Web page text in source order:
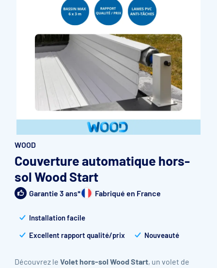
Accessoires et pièces détachées filtration
Pompe de filtration à vitesse variable
Vannes multivoies filtres à sable
Groupe de filtration sur palette
WOOD
Couverture automatique hors-
sol Wood Start
Garantie 3 ans* Fabriqué en France
Installation facile
Excellent rapport qualité/prix
Nouveauté
Découvrez le Volet hors-sol Wood Start, un volet de